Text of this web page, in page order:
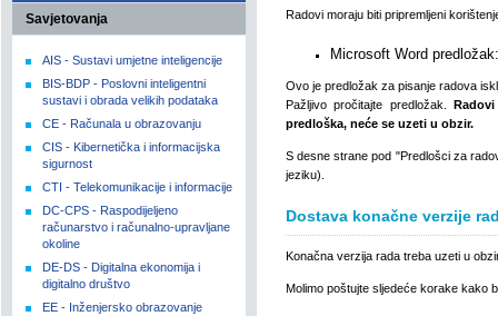
Savjetovanja
AIS - Sustavi umjetne inteligencije
BIS-BDP - Poslovni inteligentni
sustavi i obrada velikih podataka
CE - Računala u obrazovanju
CIS - Kibernetička i informacijska
sigurnost
CTI - Telekomunikacije i informacije
DC-CPS - Raspodijeljeno
računarstvo i računalno-upravljane
okoline
DE-DS - Digitalna ekonomija i
digitalno društvo
EE - Inženjersko obrazovanje
Radovi moraju biti pripremljeni
Microsoft Word
Ovo je predložak za pisanje radova
Pažljivo pročitajte predložak.
predloška, neće se uzeti u obzir.
S desne strane pod "Predlošci za
jeziku).
Dostava konačne verzije
Konačna verzija rada treba uzeti u
Molimo poštujte sljedeće korake kako